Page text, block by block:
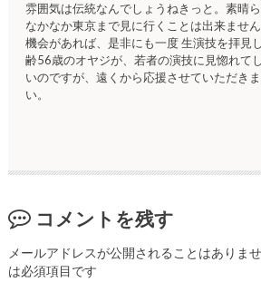
雰囲気は伝統なんでしょうねきっと。素晴ら
なかなか東京まで見に行くことは出来ませ
機会があれば、是非にも一度 生演技を拝見
齢56歳のオヤジが、若者の演技に見惚れて
いのですが、遠くから応援させていただき
い。
コメントを残す
メールアドレスが公開されることはありませ
は必須項目です